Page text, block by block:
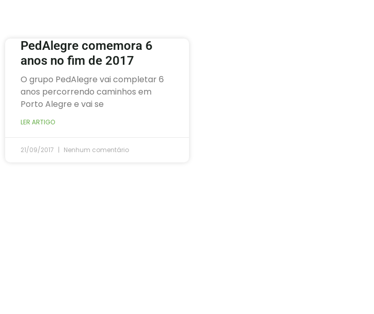
PedAlegre comemora 6
anos no fim de 2017
O grupo PedAlegre vai completar 6
anos percorrendo caminhos em
Porto Alegre e vai se
LER ARTIGO
21/09/2017 Nenhum comentário